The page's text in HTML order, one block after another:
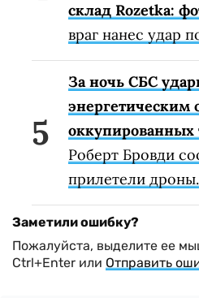
склад Rozetka:
враг нанес удар
За ночь СБС
энергетическим
оккупированных
Роберт Бровди
прилетели дроны.
Заметили ошибку?
Пожалуйста, выделите ее
Ctrl+Enter или Отправить